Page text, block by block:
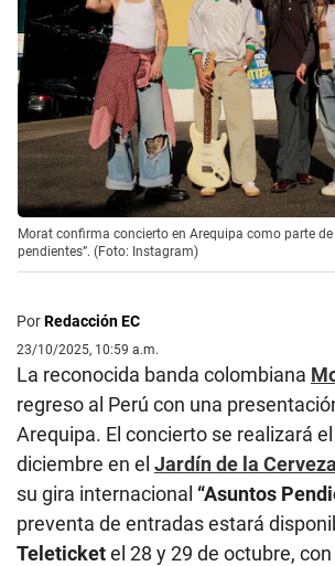
Morat confirma concierto en Arequipa como parte de
pendientes”. (Foto: Instagram)
PorRedacción EC
23/10/2025, 10:59 a.m.
La reconocida banda colombiana
regreso al Perú con una
Arequipa. El concierto se realizará
diciembre en el Jardín de la Cerveza
su gira internacional “Asuntos
preventa de entradas estará
Teleticketel 28 y 29 de octubre, con